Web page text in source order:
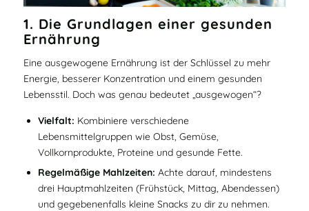
1. Die Grundlagen einer gesunden
Ernährung
Eine ausgewogene Ernährung ist der Schlüssel zu mehr
Energie, besserer Konzentration und einem gesunden
Lebensstil. Doch was genau bedeutet „ausgewogen“?
Vielfalt: Kombiniere verschiedene
Lebensmittelgruppen wie Obst, Gemüse,
Vollkornprodukte, Proteine und gesunde Fette.
Regelmäßige Mahlzeiten: Achte darauf, mindestens
drei Hauptmahlzeiten (Frühstück, Mittag, Abendessen)
und gegebenenfalls kleine Snacks zu dir zu nehmen.